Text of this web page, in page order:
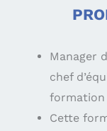
Manager
chef
formation
Cette